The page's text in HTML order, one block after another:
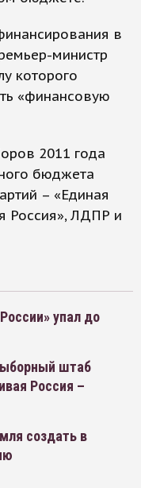
в
министр
которого
«финансовую
2011 года
бюджета
– «Единая
Россия», ЛДПР и
упал до
штаб
Россия –
создать в